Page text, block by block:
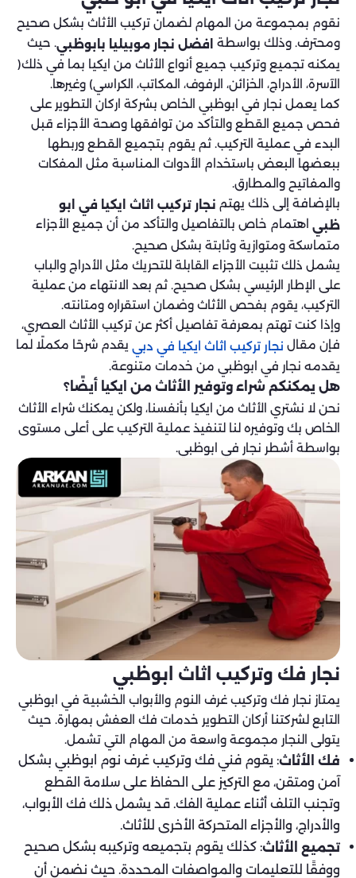
نقوم بمجموعة من المهام لضمان تركيب الأثاث بشكل صحيح
ومحترف. وذلك بواسطة افضل نجار موبيليا بابوظبي. حيث
يمكنه تجميع وتركيب جميع أنواع الأثاث من ايكيا بما في ذلك(
الآسرة، الأدراج، الخزائن، الرفوف، المكاتب، الكراسي) وغيرها.
كما يعمل نجار في ابوظبي الخاص بشركة اركان التطوير على
فحص جميع القطع والتأكد من توافقها وصحة الأجزاء قبل
البدء في عملية التركيب. ثم يقوم بتجميع القطع وربطها
ببعضها البعض باستخدام الأدوات المناسبة مثل المفكات
والمفاتيح والمطارق.
بالإضافة إلى ذلك يهتم نجار تركيب اثاث ايكيا في ابو
ظبي اهتمام خاص بالتفاصيل والتأكد من أن جميع الأجزاء
متماسكة ومتوازية وثابتة بشكل صحيح.
يشمل ذلك تثبيت الأجزاء القابلة للتحريك مثل الأدراج والباب
على الإطار الرئيسي بشكل صحيح. ثم بعد الانتهاء من عملية
التركيب، يقوم بفحص الأثاث وضمان استقراره ومتانته.
وإذا كنت تهتم بمعرفة تفاصيل أكثر عن تركيب الأثاث العصري،
فإن مقال نجار تركيب اثاث ايكيا في دبي يقدم شرحًا مكملًا لما
يقدمه نجار في ابوظبي من خدمات متنوعة.
هل يمكنكم شراء وتوفير الأثاث من ايكيا أيضًا؟
نحن لا نشتري الأثاث من ايكيا بأنفسنا، ولكن يمكنك شراء الأثاث
الخاص بك وتوفيره لنا لتنفيذ عملية التركيب على أعلى مستوى
بواسطة أشطر نجار في ابوظبي.
نجار فك وتركيب اثاث ابوظبي
يمتاز نجار فك وتركيب غرف النوم والأبواب الخشبية في ابوظبي
التابع لشركتنا أركان التطوير خدمات فك العفش بمهارة. حيث
يتولى النجار مجموعة واسعة من المهام التي تشمل.
فك الأثاث: يقوم فني فك وتركيب غرف نوم ابوظبي بشكل
آمن ومتقن، مع التركيز على الحفاظ على سلامة القطع
وتجنب التلف أثناء عملية الفك. قد يشمل ذلك فك الأبواب،
والأدراج، والأجزاء المتحركة الأخرى للأثاث.
تجميع الأثاث: كذلك يقوم بتجميعه وتركيبه بشكل صحيح
ووفقًا للتعليمات والمواصفات المحددة. حيث نضمن أن